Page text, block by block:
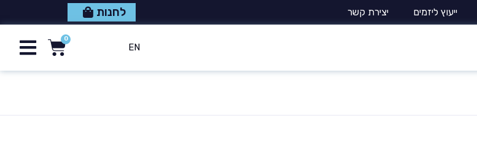
ייעוץ ליזמים יצירת קשר לחנות
EN